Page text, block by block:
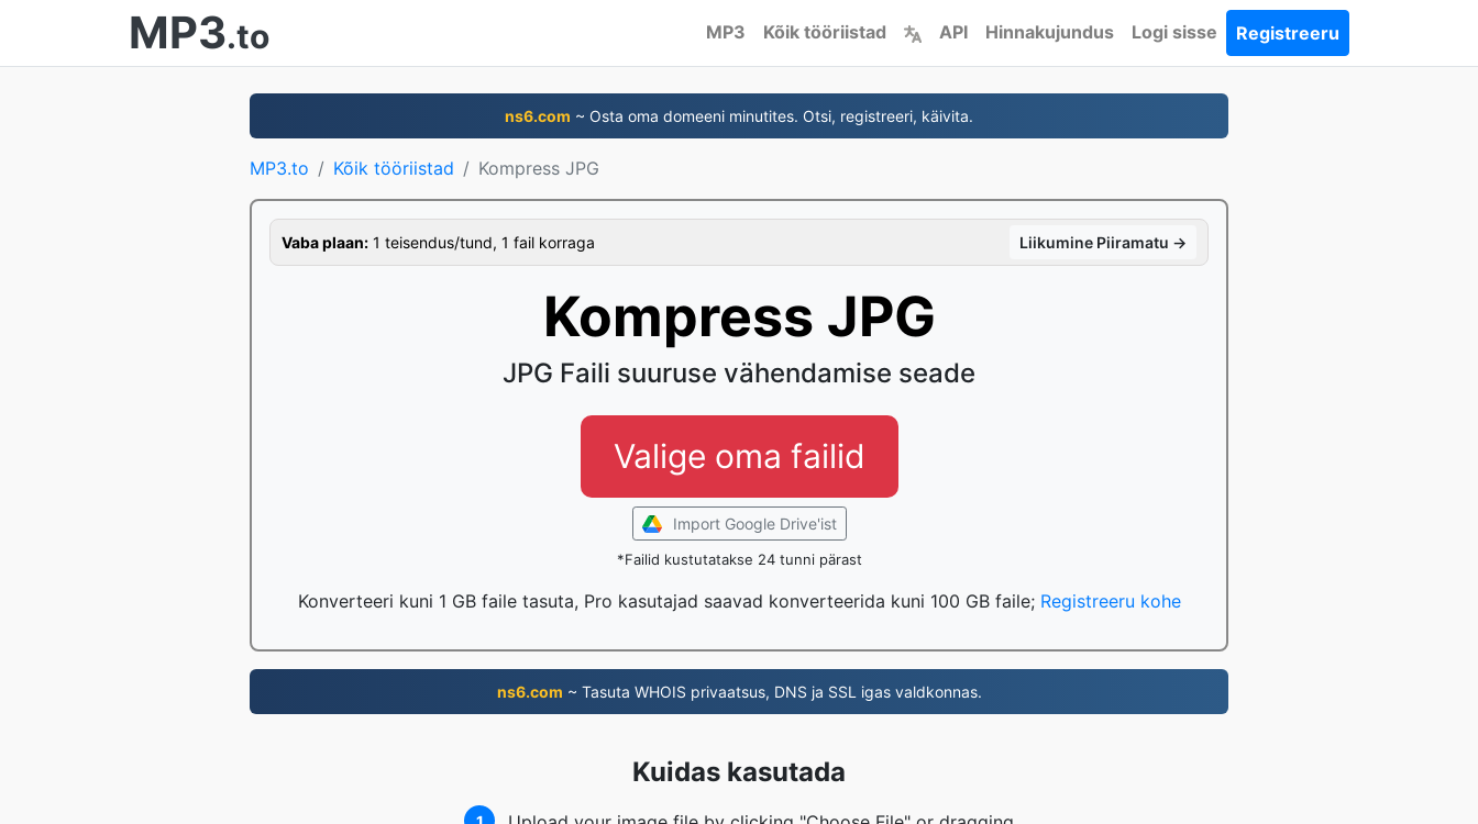
MP3.to MP3 Kõik tööriistad API Hinnakujundus Logi sisse Registreeru
ns6.com ~ Osta oma domeeni minutites. Otsi, registreeri, käivita.
MP3.to Kõik tööriistad Kompress JPG
Vaba plaan: 1 teisendus/tund, 1 fail korraga Liikumine Piiramatu →
Kompress JPG
JPG Faili suuruse vähendamise seade
Valige oma failid
Import Google Drive'ist
*Failid kustutatakse 24 tunni pärast
Konverteeri kuni 1 GB faile tasuta, Pro kasutajad saavad konverteerida kuni 100 GB faile; Registreeru kohe
ns6.com ~ Tasuta WHOIS privaatsus, DNS ja SSL igas valdkonnas.
Kuidas kasutada